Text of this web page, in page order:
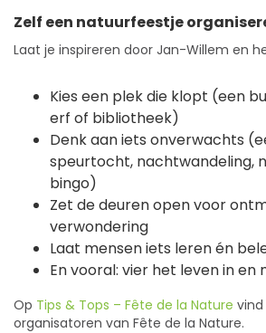
Zelf een natuurfeestje
Laat je inspireren door Jan-Willem en
Kies een plek die klopt (een
erf of bibliotheek)
Denk aan iets onverwachts
speurtocht, nachtwandeling,
bingo)
Zet de deuren open voor
verwondering
Laat mensen iets leren én
En vooral: vier het leven in en
Op Tips & Tops – Fête de la Nature
organisatoren van Fête de la Nature.